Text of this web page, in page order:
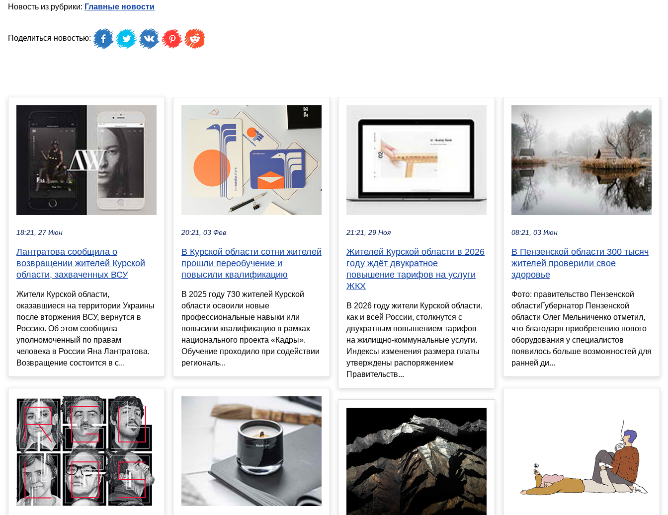
Новость из рубрики: Главные новости
Поделиться новостью:
18:21, 27 Июн
Лантратова сообщила о
возвращении жителей Курской
области, захваченных ВСУ
Жители Курской области,
оказавшиеся на территории Украины
после вторжения ВСУ, вернутся в
Россию. Об этом сообщила
уполномоченный по правам
человека в России Яна Лантратова.
Возвращение состоится в с...
20:21, 03 Фев
В Курской области сотни жителей
прошли переобучение и
повысили квалификацию
В 2025 году 730 жителей Курской
области освоили новые
профессиональные навыки или
повысили квалификацию в рамках
национального проекта «Кадры».
Обучение проходило при содействии
региональ...
21:21, 29 Ноя
Жителей Курской области в 2026
году ждёт двукратное
повышение тарифов на услуги
ЖКХ
В 2026 году жители Курской области,
как и всей России, столкнутся с
двукратным повышением тарифов
на жилищно-коммунальные услуги.
Индексы изменения размера платы
утверждены распоряжением
Правительств...
08:21, 03 Июн
В Пензенской области 300 тысяч
жителей проверили свое
здоровье
Фото: правительство Пензенской
областиГубернатор Пензенской
области Олег Мельниченко отметил,
что благодаря приобретению нового
оборудования у специалистов
появилось больше возможностей для
ранней ди...